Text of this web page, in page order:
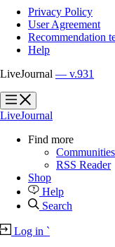
Privacy Policy
User Agreement
Recommendation
Help
LiveJournal — v.931
?
?
LiveJournal
Find more
Communities
RSS Reader
Shop
Help
Search
Log in `